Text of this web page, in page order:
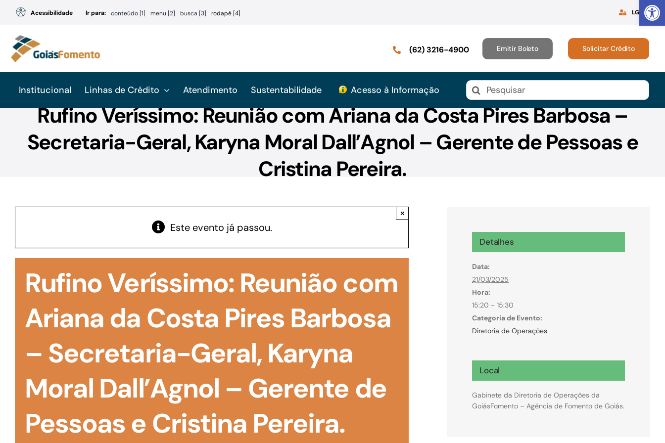
Abrir
conteúdo
Acessibilidade Ir para: conteúdo [1] menu [2] busca [3] rodapé [4] LGPD
(62) 3216-4900 Emitir Boleto Solicitar Crédito
Institucional Linhas de Crédito
manutenção de estoques e despesas operacionais
realizar obras, dentre outros serviços
Microcrédito
Para MEI, microempresas e pessoas físicas
(feirantes e transportes)
Turismo Repasse
Atendimento Sustentabilidade Acesso à Informação
Buscar
resultados
para:
Rufino Veríssimo: Reunião com Ariana da Costa Pires Barbosa –
Secretaria-Geral, Karyna Moral Dall’Agnol – Gerente de Pessoas e
Cristina Pereira.
Este evento já passou.
×
Rufino Veríssimo: Reunião com
Ariana da Costa Pires Barbosa
– Secretaria-Geral, Karyna
Moral Dall’Agnol – Gerente de
Pessoas e Cristina Pereira.
Detalhes
Data:
21/03/2025
Hora:
15:20 - 15:30
Categoria de Evento:
Diretoria de Operações
Local
Gabinete da Diretoria de Operações da
GoiásFomento – Agência de Fomento de Goiás.